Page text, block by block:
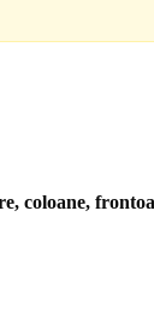
coloane,